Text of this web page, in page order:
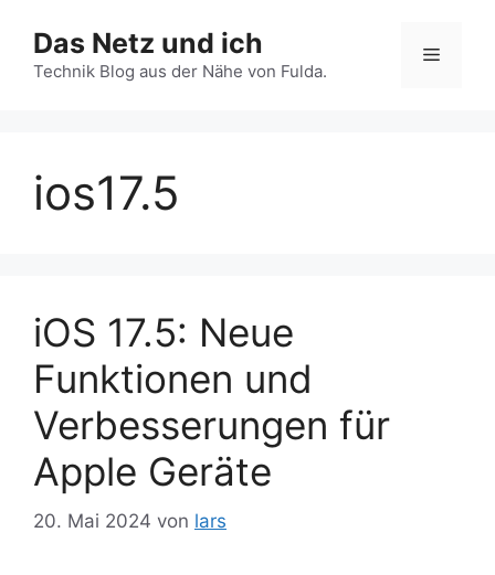
Inhalt
springen
Das Netz und ich
Technik Blog aus der Nähe von Fulda.
Menü
ios17.5
iOS 17.5: Neue
Funktionen und
Verbesserungen für
Apple Geräte
20. Mai 2024 von lars